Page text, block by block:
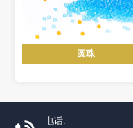
圆珠
电话: